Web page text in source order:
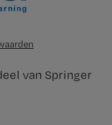
van Springer